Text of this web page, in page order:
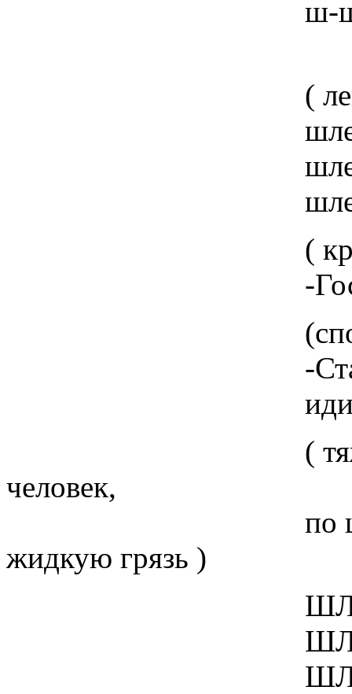
ш-ш-ш-
( легкой
шлеп
шлеп
шлеп
(
-
-Стань на
иди не
( тяжелое
человек,
по щиколотку
жидкую грязь )
ШЛЕП
ШЛЕП
ШЛЕП